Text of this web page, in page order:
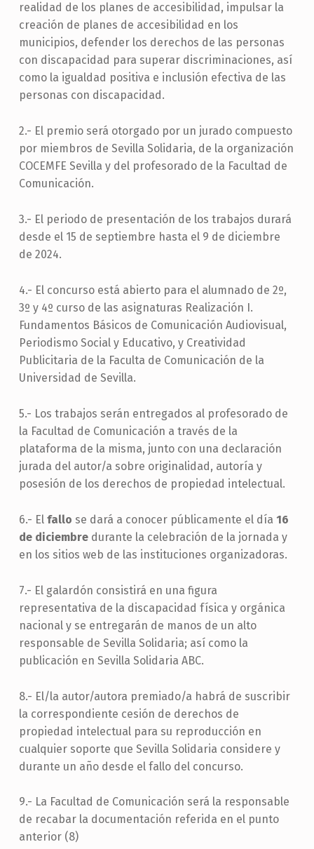
realidad de los planes de accesibilidad, impulsar la
creación de planes de accesibilidad en los
municipios, defender los derechos de las personas
con discapacidad para superar discriminaciones, así
como la igualdad positiva e inclusión efectiva de las
personas con discapacidad.
2.- El premio será otorgado por un jurado compuesto
por miembros de Sevilla Solidaria, de la organización
COCEMFE Sevilla y del profesorado de la Facultad de
Comunicación.
3.- El periodo de presentación de los trabajos durará
desde el 15 de septiembre hasta el 9 de diciembre
de 2024.
4.- El concurso está abierto para el alumnado de 2º,
3º y 4º curso de las asignaturas Realización I.
Fundamentos Básicos de Comunicación Audiovisual,
Periodismo Social y Educativo, y Creatividad
Publicitaria de la Faculta de Comunicación de la
Universidad de Sevilla.
5.- Los trabajos serán entregados al profesorado de
la Facultad de Comunicación a través de la
plataforma de la misma, junto con una declaración
jurada del autor/a sobre originalidad, autoría y
posesión de los derechos de propiedad intelectual.
6.- El fallo se dará a conocer públicamente el día 16
de diciembre durante la celebración de la jornada y
en los sitios web de las instituciones organizadoras.
7.- El galardón consistirá en una figura
representativa de la discapacidad física y orgánica
nacional y se entregarán de manos de un alto
responsable de Sevilla Solidaria; así como la
publicación en Sevilla Solidaria ABC.
8.- El/la autor/autora premiado/a habrá de suscribir
la correspondiente cesión de derechos de
propiedad intelectual para su reproducción en
cualquier soporte que Sevilla Solidaria considere y
durante un año desde el fallo del concurso.
9.- La Facultad de Comunicación será la responsable
de recabar la documentación referida en el punto
anterior (8)